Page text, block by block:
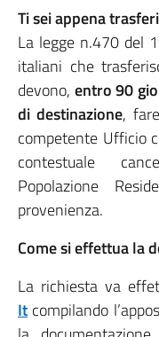
Ti sei appena
La legge n.470 del
italiani che
devono, entro 90
di destinazione,
competente Ufficio
contestuale
Popolazione
provenienza.
Come si effettua la
La richiesta va
It compilando